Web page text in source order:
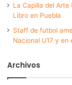
La Capilla del Arte
Libro en Puebla
Staff de futbol
Nacional U17 y en
Archivos